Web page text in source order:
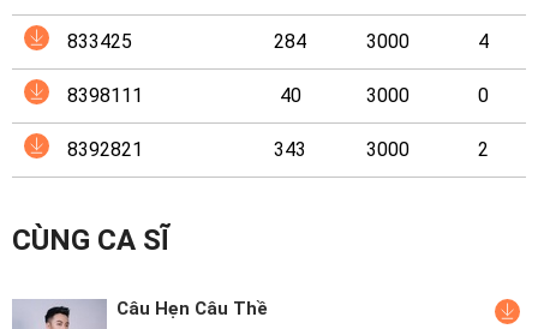
Doanh
Nghiệp833425 284 3000 4
8398111 40 3000 0
8392821 343 3000 2
CÙNG CA SĨ
Câu Hẹn Câu Thề